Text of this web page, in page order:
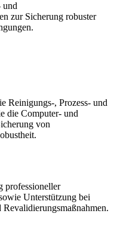
und
zur Sicherung robuster
Reinigungs-, Prozess- und
die Computer- und
von
professioneller
Unterstützung bei